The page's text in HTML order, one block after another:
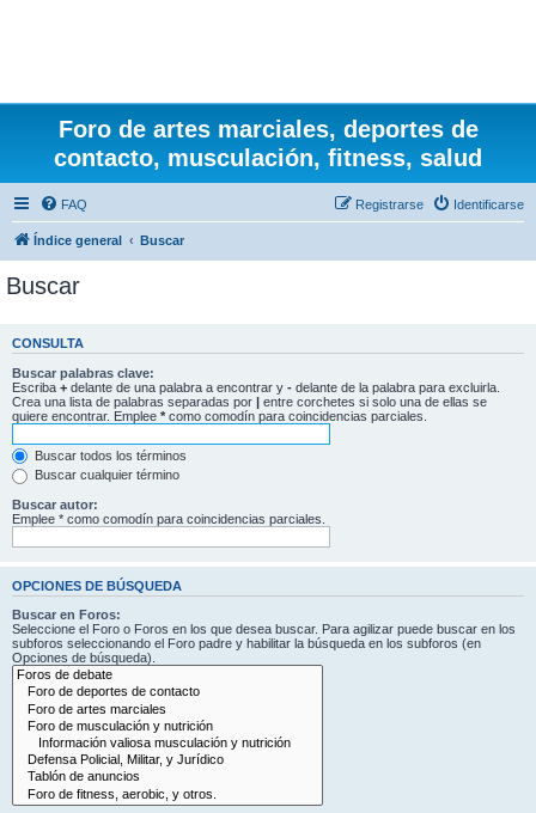
Foro de artes marciales, deportes de
contacto, musculación, fitness, salud
FAQ Identificarse
Registrarse
Índice general Buscar
Buscar
CONSULTA
Buscar palabras clave:
Escriba + delante de una palabra a encontrar y - delante de la palabra para excluirla.
Crea una lista de palabras separadas por | entre corchetes si solo una de ellas se
quiere encontrar. Emplee * como comodín para coincidencias parciales.
Buscar todos los términos
Buscar cualquier término
Buscar autor:
Emplee * como comodín para coincidencias parciales.
OPCIONES DE BÚSQUEDA
Buscar en Foros:
Seleccione el Foro o Foros en los que desea buscar. Para agilizar puede buscar en los
subforos seleccionando el Foro padre y habilitar la búsqueda en los subforos (en
Opciones de búsqueda).